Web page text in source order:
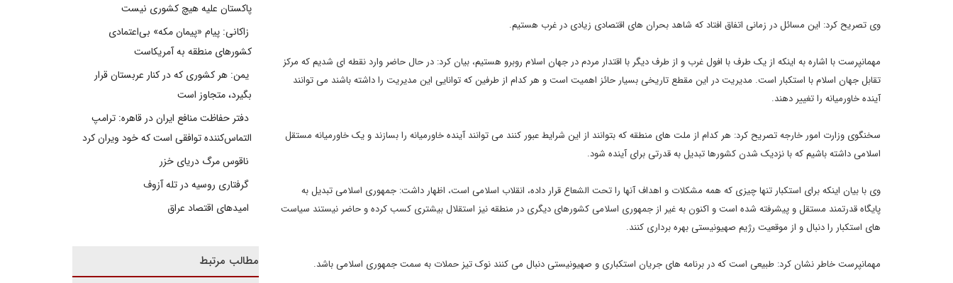
وی تصریح کرد: این مسائل در زمانی اتفاق افتاد که شاهد بحران های اقتصادی زیادی در غرب هستیم.
مهمانپرست با اشاره به اینکه از یک طرف با افول غرب و از طرف دیگر با اقتدار مردم در جهان اسلام روبرو هستیم، بیان کرد: در حال حاضر وارد نقطه ای شدیم که مرکز
تقابل جهان اسلام با استکبار است. مدیریت در این مقطع تاریخی بسیار حائز اهمیت است و هر کدام از طرفین که توانایی این مدیریت را داشته باشند می توانند
آینده خاورمیانه را تغییر دهند.
سخنگوی وزارت امور خارجه تصریح کرد: هر کدام از ملت های منطقه که بتوانند از این شرایط عبور کنند می توانند آینده خاورمیانه را بسازند و یک خاورمیانه مستقل
اسلامی داشته باشیم که با نزدیک شدن کشورها تبدیل به قدرتی برای آینده شود.
وی با بیان اینکه برای استکبار تنها چیزی که همه مشکلات و اهداف آنها را تحت الشعاع قرار داده، انقلاب اسلامی است، اظهار داشت: جمهوری اسلامی تبدیل به
پایگاه قدرتمند مستقل و پیشرفته شده است و اکنون به غیر از جمهوری اسلامی کشورهای دیگری در منطقه نیز استقلال بیشتری کسب کرده و حاضر نیستند سیاست
های استکبار را دنبال و از موقعیت رژیم صهیونیستی بهره برداری کنند.
مهمانپرست خاطر نشان کرد: طبیعی است که در برنامه های جریان استکباری و صهیونیستی دنبال می کنند نوک تیز حملات به سمت جمهوری اسلامی باشد.
پاکستان علیه هیچ کشوری نیست
زاکانی: پیام «پیمان مکه» بی‌اعتمادی
کشورهای منطقه به آمریکاست
یمن: هر کشوری که در کنار عربستان قرار
بگیرد، متجاوز است
دفتر حفاظت منافع ایران در قاهره: ترامپ
التماس‌کننده توافقی است که خود ویران کرد
ناقوس مرگ دریای خزر
گرفتاری روسیه در تله آزوف
امیدهای اقتصاد عراق
مطالب مرتبط